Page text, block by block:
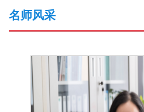
名师风采